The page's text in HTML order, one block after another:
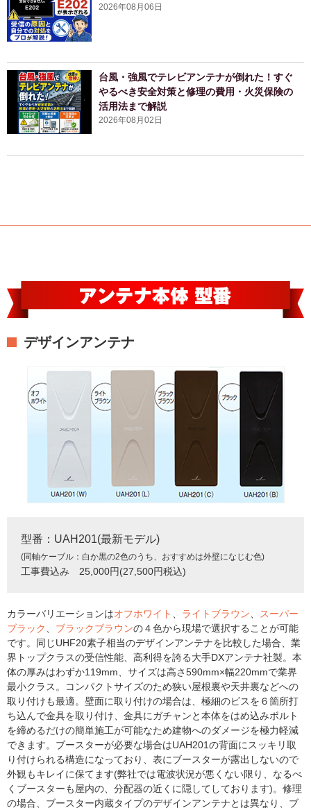
2026年08月06日
台風・強風でテレビアンテナが倒れた！すぐ
やるべき安全対策と修理の費用・火災保険の
活用法まで解説
2026年08月02日
デザインアンテナ
型番：UAH201(最新モデル)
(同軸ケーブル：白か黒の2色のうち、おすすめは外壁になじむ色)
工事費込み 25,000円(27,500円税込)
カラーバリエーションはオフホワイト ライトブラウン
スーパー
ブラック
ブラックブラウンの４色から現場で選択することが可能
です。同じUHF20素子相当のデザインアンテナを比較した場合、業
界トップクラスの受信性能、高利得を誇る大手DXアンテナ社製。本
体の厚みはわずか119mm、サイズは高さ590mm×幅220mmで業界
最小クラス。コンパクトサイズのため狭い屋根裏や天井裏などへの
取り付けも最適。壁面に取り付けの場合は、極細のビスを６箇所打
ち込んで金具を取り付け、金具にガチャンと本体をはめ込みボルト
を締めるだけの簡単施工が可能なため建物へのダメージを極力軽減
できます。ブースターが必要な場合はUAH201の背面にスッキリ取
り付けられる構造になっており、表にブースターが露出しないので
外観もキレイに保てます(弊社では電波状況が悪くない限り、なるべ
くブースターも屋内の、分配器の近くに隠してしております)。修理
の場合、ブースター内蔵タイプのデザインアンテナとは異なり、ブ